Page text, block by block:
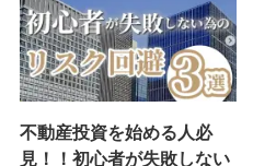
不動産投資を始める人必
見！！初心者が失敗しない